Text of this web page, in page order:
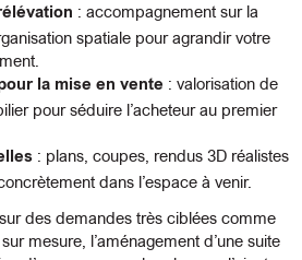
: accompagnement sur la
spatiale pour agrandir votre
la mise en vente : valorisation de
pour séduire l’acheteur au premier
: plans, coupes, rendus 3D réalistes
dans l’espace à venir.
sur des demandes très ciblées comme
mesure, l’aménagement d’une suite